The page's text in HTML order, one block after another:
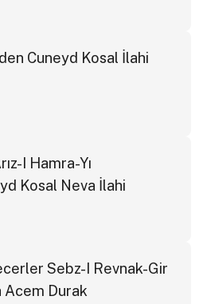
Cuneyd Kosal İlahi
I Hamra-Yı
Kosal Neva İlahi
Sebz-I Revnak-Gir
Acem Durak